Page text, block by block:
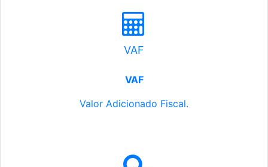
VAF
VAF
Valor Adicionado Fiscal.